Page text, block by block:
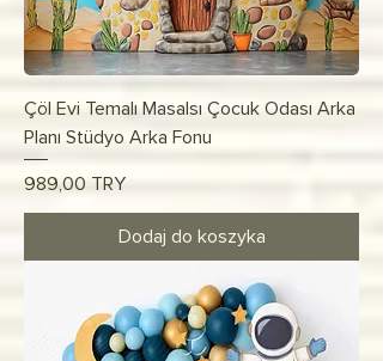
Çöl Evi Temalı Masalsı Çocuk Odası Arka
Planı Stüdyo Arka Fonu
Cena
989,00 TRY
Dodaj do koszyka